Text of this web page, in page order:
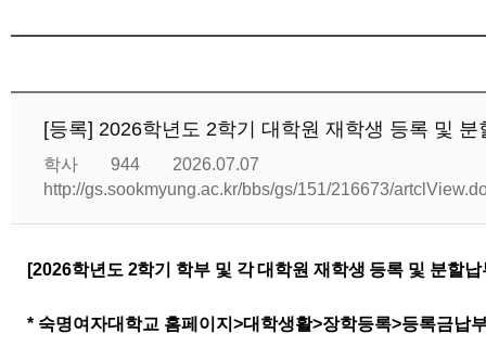
[등록] 2026학년도 2학기 대학원 재학생 등록 및 분
학사 944
2026.07.07
http://gs.sookmyung.ac.kr/bbs/gs/151/216673/
[2026학년도 2학기 학부 및 각 대학원 재학생 등록 및 분할납
* 숙명여자대학교 홈페이지>대학생활>장학등록>등록금납